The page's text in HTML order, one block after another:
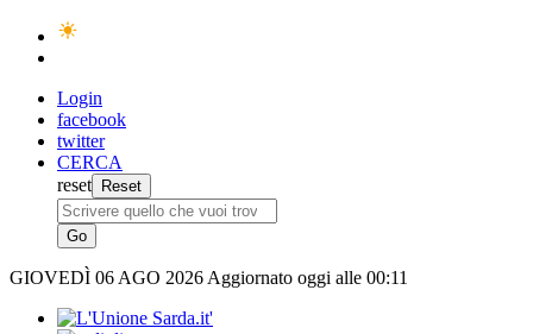
Login
facebook
twitter
CERCA
reset
GIOVEDÌ 06 AGO 2026 Aggiornato oggi alle 00:11